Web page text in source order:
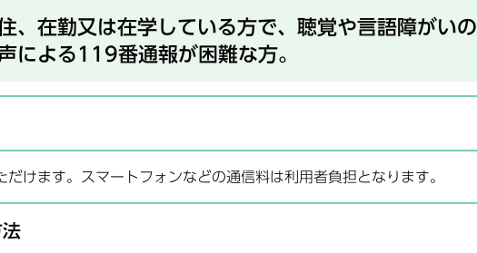
、在勤又は在学している方で、聴覚や言語障がいの
による119番通報が困難な方。
だけます。スマートフォンなどの通信料は利用者負担となります。